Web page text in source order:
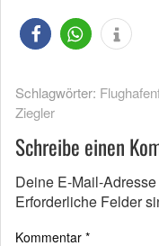
Schlagwörter:
Ziegler
Schreibe einen
Deine E-Mail-
Erforderliche Felder
Kommentar *